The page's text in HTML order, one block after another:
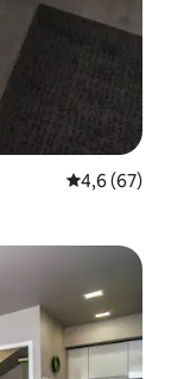
4,6 de uma
4,6 (67)